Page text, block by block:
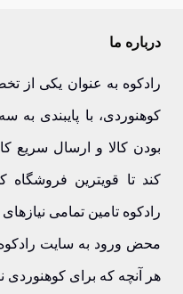
درباره ما
رادکوه به عنوان یکی از
کوهنوردی، با پایبندی
بودن کالا و ارسال سریع
کند تا قویترین
رادکوه تامین تمامی
محض ورود به سایت رادکوه
هر آنچه که برای کوهنوردی